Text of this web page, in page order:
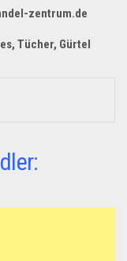
zentrum.de
Tücher, Gürtel